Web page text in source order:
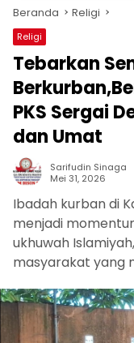
Beranda Religi
Religi
Tebarkan
PKS Sergai
dan Umat
Sarifudin Sinaga
Mei 31, 2026
Ibadah kurban di
menjadi
ukhuwah
masyarakat yang